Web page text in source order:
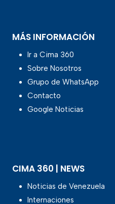
MÁS INFORMACIÓN
Ir a Cima 360
Sobre Nosotros
Grupo de WhatsApp
Contacto
Google Noticias
CIMA 360 | NEWS
Noticias de Venezuela
Internaciones